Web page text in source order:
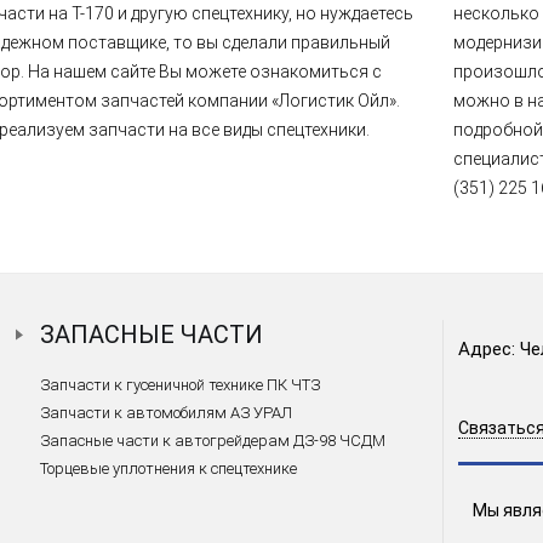
на Т-170 и другую спецтехнику, но нуждаетесь
поставщике, то вы сделали правильный
На нашем сайте Вы можете ознакомиться с
запчастей компании «Логистик Ойл».
запчасти на все виды спецтехники.
можно в
(351) 225
ЗАПАСНЫЕ ЧАСТИ
Запчасти к гусеничной технике ПК ЧТЗ
Запчасти к автомобилям АЗ УРАЛ
Запасные части к автогрейдерам ДЗ-98 ЧСДМ
Торцевые уплотнения к спецтехнике
Адрес:
Мы